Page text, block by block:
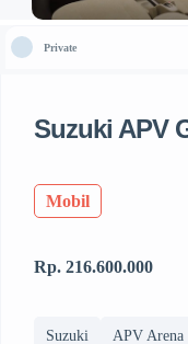
Private
Suzuki APV
Mobil
Rp. 216.600.000
Suzuki APV Arena